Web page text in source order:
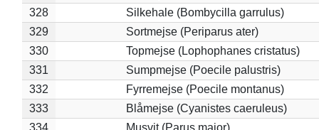
328
Silkehale (Bombycilla garrulus)
329
Sortmejse (Periparus ater)
330
Topmejse (Lophophanes cristatus)
331
Sumpmejse (Poecile palustris)
332
Fyrremejse (Poecile montanus)
333
Blåmejse (Cyanistes caeruleus)
334
Musvit (Parus major)